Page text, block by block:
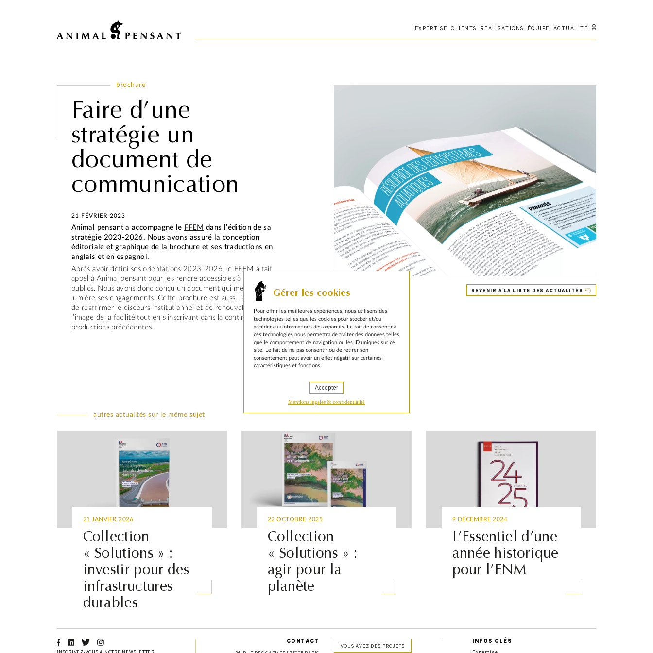
Gérer les cookies
Pour offrir les meilleures expériences, nous utilisons des
technologies telles que les cookies pour stocker et/ou
accéder aux informations des appareils. Le fait de consentir à
ces technologies nous permettra de traiter des données telles
que le comportement de navigation ou les ID uniques sur ce
site. Le fait de ne pas consentir ou de retirer son
consentement peut avoir un effet négatif sur certaines
caractéristiques et fonctions.
Accepter
Mentions légales & confidentialité
EXPERTISE CLIENTS RÉALISATIONS ÉQUIPE ACTUALITÉ
brochure
Faire d’une
stratégie un
document de
communication
21 FÉVRIER 2023
Animal pensant a accompagné le FFEM dans l’édition de sa
stratégie 2023-2026. Nous avons assuré la conception
éditoriale et graphique de la brochure et ses traductions en
anglais et en espagnol.
Après avoir défini sesorientations 2023-2026, le FFEM a fait
appel à Animal pensant pour les rendre accessibles à tous ses
publics. Nous avons donc conçu un document qui met en
lumière ses engagements. Cette brochure est aussi l’occasion
de réaffirmer le discours institutionnel et de renouveler
l’image de la facilité tout en s’inscrivant dans la continuité des
productions précédentes.
REVENIR À LA LISTE DES ACTUALITÉS
autres actualités sur le même sujet
21 JANVIER 2026
Collection
« Solutions » :
investir pour des
infrastructures
durables
22 OCTOBRE 2025
Collection
« Solutions » :
agir pour la
planète
9 DÉCEMBRE 2024
L’Essentiel d’une
année historique
pour l’ENM
Facebook Linkedin Twitter CONTACT
VOUS AVEZ DES PROJETS
INFOS CLÉS